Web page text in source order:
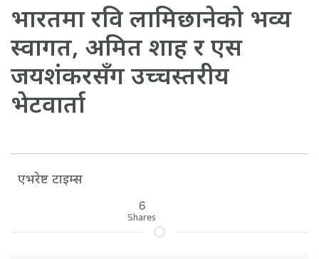
भारतमा रवि लामिछानेको भव्य
स्वागत, अमित शाह र एस
जयशंकरसँग उच्चस्तरीय
भेटवार्ता
एभरेष्ट टाइम्स
6
Shares